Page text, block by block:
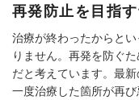
再発防止を目指
治療が終わったからと
りません。再発を防ぐ
だと考えています。最
一度治療した箇所が再